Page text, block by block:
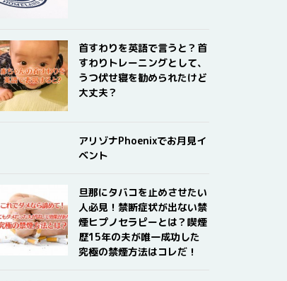
首すわりを英語で言うと？首
すわりトレーニングとして、
うつ伏せ寝を勧められたけど
大丈夫？
アリゾナPhoenixでお月見イ
ベント
旦那にタバコを止めさせたい
人必見！禁断症状が出ない禁
煙ヒプノセラピーとは？喫煙
歴15年の夫が唯一成功した
究極の禁煙方法はコレだ！